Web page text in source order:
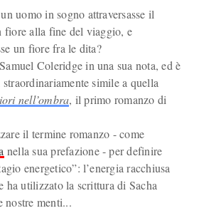
uomo in sogno attraversasse il
fiore alla fine del viaggio, e
un fiore fra le dita?
Coleridge in una sua nota, ed è
straordinariamente simile a quella
nell’ombra, il primo romanzo di
il termine romanzo - come
nella sua prefazione - per definire
energetico”: l’energia racchiusa
ha utilizzato la scrittura di Sacha
nostre menti...